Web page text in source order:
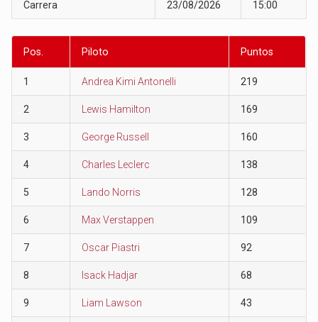
Carrera 23/08/2026 15:00
Pos. Piloto Puntos
1 Andrea Kimi Antonelli 219
2 Lewis Hamilton 169
3 George Russell 160
4 Charles Leclerc 138
5 Lando Norris 128
6 Max Verstappen 109
7 Oscar Piastri 92
8 Isack Hadjar 68
9 Liam Lawson 43